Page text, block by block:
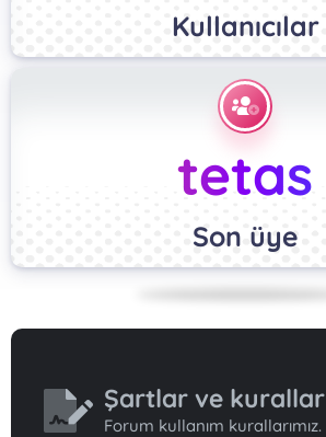
Kullanıcılar
tetas
Son üye
Şartlar ve kurallar
Forum kullanım kurallarımız.